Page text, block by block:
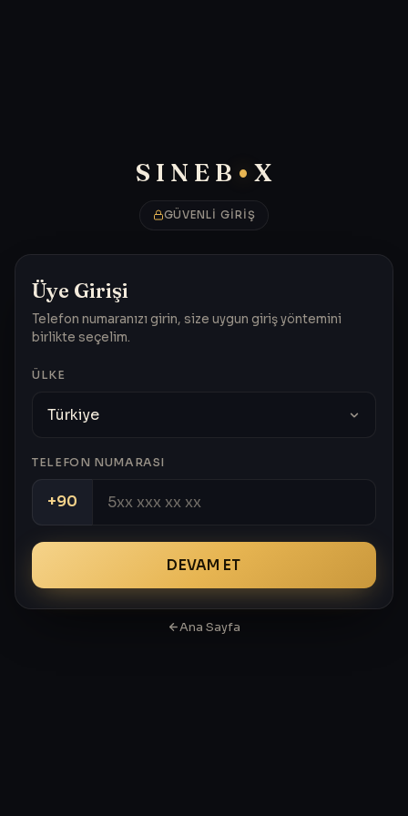
SINEB • X
SineBOX
GÜVENLI GIRIŞ
Üye Girişi
Telefon numaranızı girin, size uygun giriş yöntemini
birlikte seçelim.
ÜLKE
TELEFON NUMARASI
+90
DEVAM ET
Ana Sayfa